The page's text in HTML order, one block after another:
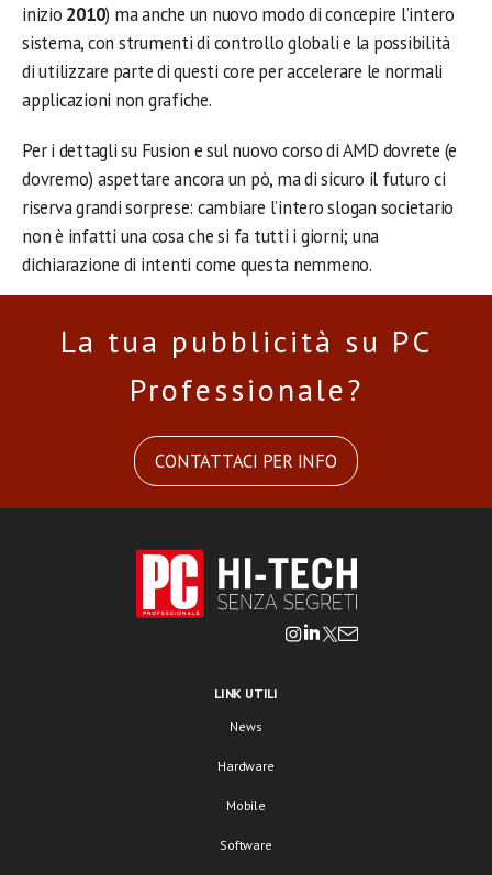
inizio 2010) ma anche un nuovo modo di concepire l’intero
sistema, con strumenti di controllo globali e la possibilità
di utilizzare parte di questi core per accelerare le normali
applicazioni non grafiche.
Per i dettagli su Fusion e sul nuovo corso di AMD dovrete (e
dovremo) aspettare ancora un pò, ma di sicuro il futuro ci
riserva grandi sorprese: cambiare l’intero slogan societario
non è infatti una cosa che si fa tutti i giorni; una
dichiarazione di intenti come questa nemmeno.
La tua pubblicità su PC
Professionale?
CONTATTACI PER INFO
LINK UTILI
News
Hardware
Mobile
Software